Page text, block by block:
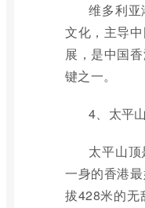
维多利
文化，主导
展，是中国
键之一。
4、太平
太平山
一身的香港
拔428米的无